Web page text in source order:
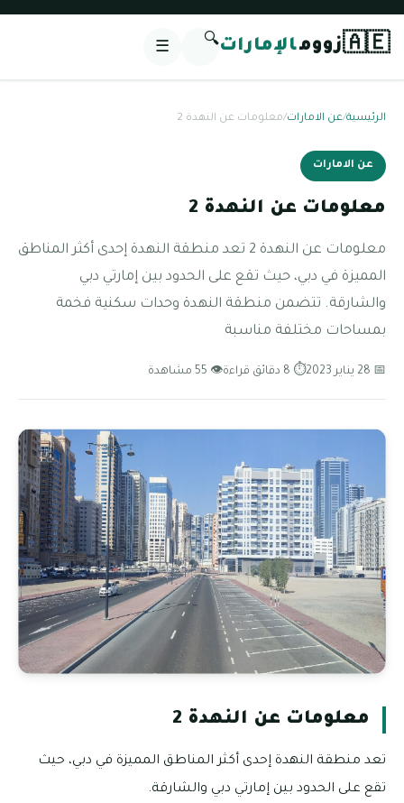
🇦🇪زوومالإمارات🔍
☰
الرئيسية/عن الامارات/معلومات عن النهدة 2
عن الامارات
معلومات عن النهدة 2
معلومات عن النهدة 2 تعد منطقة النهدة إحدى أكثر المناطق
المميزة في دبي، حيث تقع على الحدود بين إمارتي دبي
والشارقة. تتضمن منطقة النهدة وحدات سكنية فخمة
بمساحات مختلفة مناسبة
📅 28 يناير 2023 ⏱ 8 دقائق قراءة 👁 55 مشاهدة
معلومات عن النهدة 2
تعد منطقة النهدة إحدى أكثر المناطق المميزة في دبي، حيث
تقع على الحدود بين إمارتي دبي والشارقة.